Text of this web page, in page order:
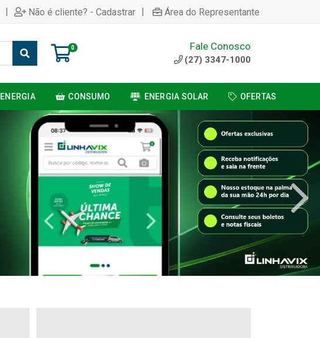
| Não é cliente? - Cadastrar | Área do Representante
0 Fale Conosco
(27) 3347-1000
ENERGIA CONSUMO ENERGIA SOLAR OFERTAS